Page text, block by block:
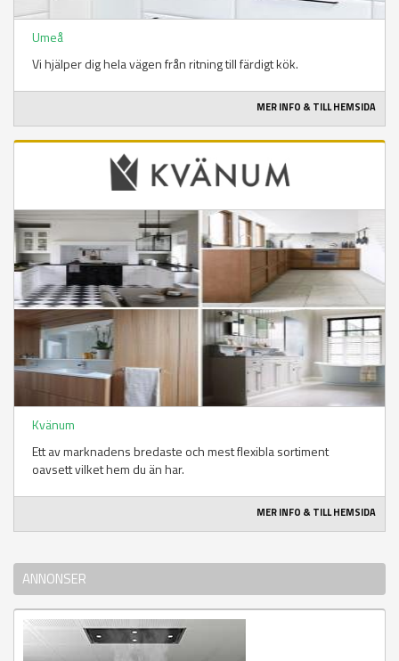
Umeå
Vi hjälper dig hela vägen från ritning till färdigt kök.
MER INFO & TILL HEMSIDA
Kvänum
Ett av marknadens bredaste och mest flexibla sortiment
oavsett vilket hem du än har.
MER INFO & TILL HEMSIDA
ANNONSER